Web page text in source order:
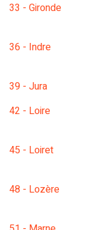
33 - Gironde
36 - Indre
39 - Jura
42 - Loire
45 - Loiret
48 - Lozère